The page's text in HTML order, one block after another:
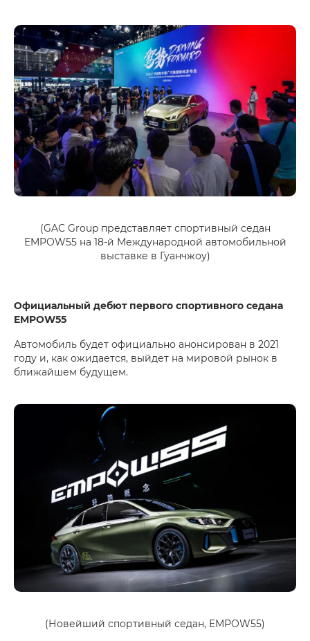
(GAC Group представляет спортивный седан
EMPOW55 на 18-й Международной автомобильной
выставке в Гуанчжоу)
Официальный дебют первого спортивного седана
EMPOW55
Автомобиль будет официально анонсирован в 2021
году и, как ожидается, выйдет на мировой рынок в
ближайшем будущем.
(Новейший спортивный седан, EMPOW55)